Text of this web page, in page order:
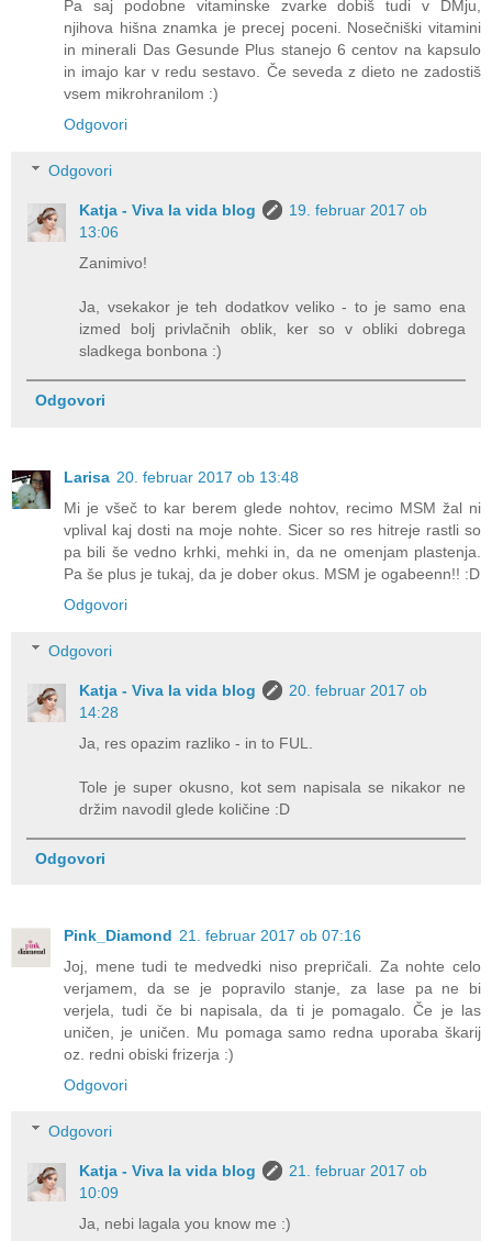
Pa saj podobne vitaminske zvarke dobiš tudi v DMju,
njihova hišna znamka je precej poceni. Nosečniški vitamini
in minerali Das Gesunde Plus stanejo 6 centov na kapsulo
in imajo kar v redu sestavo. Če seveda z dieto ne zadostiš
vsem mikrohranilom :)
Odgovori
Odgovori
Katja - Viva la vida blog
19. februar 2017 ob
13:06
Zanimivo!
Ja, vsekakor je teh dodatkov veliko - to je samo ena
izmed bolj privlačnih oblik, ker so v obliki dobrega
sladkega bonbona :)
Odgovori
Larisa 20. februar 2017 ob 13:48
Mi je všeč to kar berem glede nohtov, recimo MSM žal ni
vplival kaj dosti na moje nohte. Sicer so res hitreje rastli so
pa bili še vedno krhki, mehki in, da ne omenjam plastenja.
Pa še plus je tukaj, da je dober okus. MSM je ogabeenn!! :D
Odgovori
Odgovori
Katja - Viva la vida blog
20. februar 2017 ob
14:28
Ja, res opazim razliko - in to FUL.
Tole je super okusno, kot sem napisala se nikakor ne
držim navodil glede količine :D
Odgovori
Pink_Diamond 21. februar 2017 ob 07:16
Joj, mene tudi te medvedki niso prepričali. Za nohte celo
verjamem, da se je popravilo stanje, za lase pa ne bi
verjela, tudi če bi napisala, da ti je pomagalo. Če je las
uničen, je uničen. Mu pomaga samo redna uporaba škarij
oz. redni obiski frizerja :)
Odgovori
Odgovori
Katja - Viva la vida blog
21. februar 2017 ob
10:09
Ja, nebi lagala you know me :)